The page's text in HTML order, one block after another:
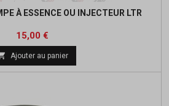
À ESSENCE OU INJECTEUR LTR
Prix
15,00 €
Ajouter au panier